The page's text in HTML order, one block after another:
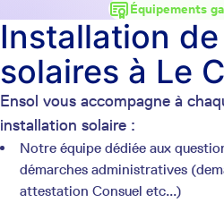
Équipements
Ensol vous accompagne à
installation solaire :
Notre équipe dédiée aux
démarches administratives
attestation Consuel etc...)
Installation
solaires à Le